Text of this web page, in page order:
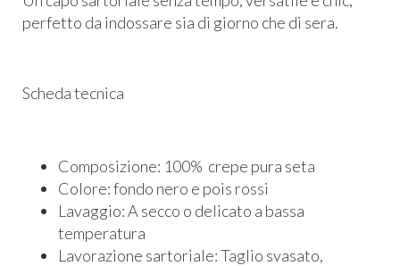
perfetto da indossare sia di giorno che di sera.
Scheda tecnica
Composizione: 100% crepe pura seta
Colore: fondo nero e pois rossi
Lavaggio: A secco o delicato a bassa
temperatura
Lavorazione sartoriale: Taglio svasato,